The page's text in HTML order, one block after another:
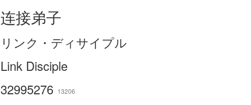
连接弟子
リンク・ディサイプル
Link Disciple
32995276 13206